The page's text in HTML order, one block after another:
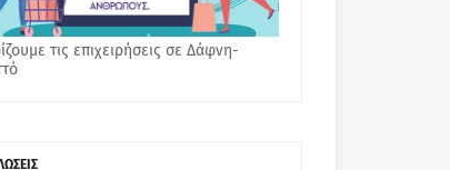
τις επιχειρήσεις σε Δάφνη-